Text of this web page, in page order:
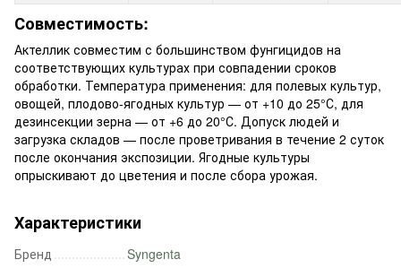
Совместимость:
Актеллик совместим с большинством фунгицидов на
соответствующих культурах при совпадении сроков
обработки. Температура применения: для полевых культур,
овощей, плодово-ягодных культур — от +10 до 25°С, для
дезинсекции зерна — от +6 до 20°С. Допуск людей и
загрузка складов — после проветривания в течение 2 суток
после окончания экспозиции. Ягодные культуры
опрыскивают до цветения и после сбора урожая.
Характеристики
Бренд
Syngenta